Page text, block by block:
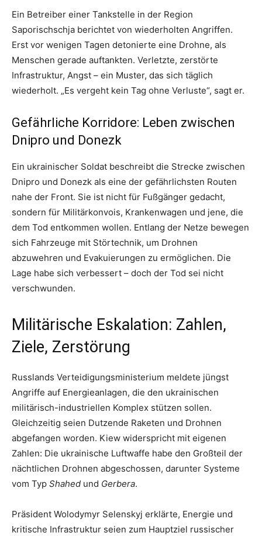
Ein Betreiber einer Tankstelle in der Region
Saporischschja berichtet von wiederholten Angriffen.
Erst vor wenigen Tagen detonierte eine Drohne, als
Menschen gerade auftankten. Verletzte, zerstörte
Infrastruktur, Angst – ein Muster, das sich täglich
wiederholt. „Es vergeht kein Tag ohne Verluste“, sagt er.
Gefährliche Korridore: Leben zwischen
Dnipro und Donezk
Ein ukrainischer Soldat beschreibt die Strecke zwischen
Dnipro und Donezk als eine der gefährlichsten Routen
nahe der Front. Sie ist nicht für Fußgänger gedacht,
sondern für Militärkonvois, Krankenwagen und jene, die
dem Tod entkommen wollen. Entlang der Netze bewegen
sich Fahrzeuge mit Störtechnik, um Drohnen
abzuwehren und Evakuierungen zu ermöglichen. Die
Lage habe sich verbessert – doch der Tod sei nicht
verschwunden.
Militärische Eskalation: Zahlen,
Ziele, Zerstörung
Russlands Verteidigungsministerium meldete jüngst
Angriffe auf Energieanlagen, die den ukrainischen
militärisch-industriellen Komplex stützen sollen.
Gleichzeitig seien Dutzende Raketen und Drohnen
abgefangen worden. Kiew widerspricht mit eigenen
Zahlen: Die ukrainische Luftwaffe habe den Großteil der
nächtlichen Drohnen abgeschossen, darunter Systeme
vom Typ Shahed und Gerbera.
Präsident Wolodymyr Selenskyj erklärte, Energie und
kritische Infrastruktur seien zum Hauptziel russischer